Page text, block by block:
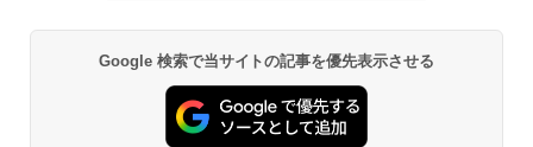
Google 検索で当サイトの記事を優先表示させる